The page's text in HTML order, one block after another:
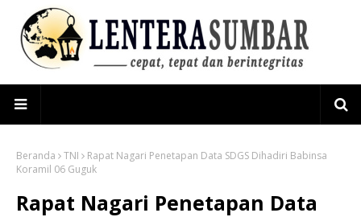
Beranda TNI
Rapat Nagari Penetapan Data SDGS Dihadiri Babinsa
Koramil 06 Guguk
Rapat Nagari Penetapan Data